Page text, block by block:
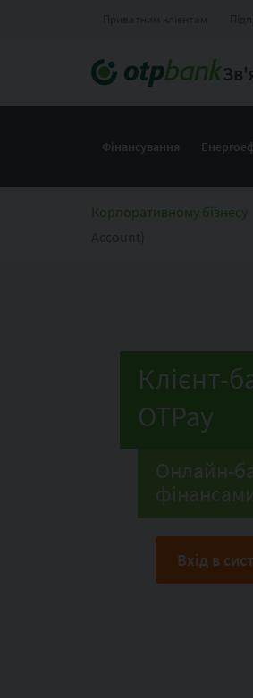
Фінансування
Корпоративному бізнесу
Клієнт-
OTPay
Онлайн-
Вхід в